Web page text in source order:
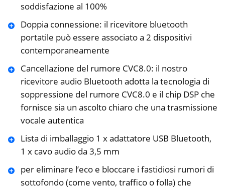
soddisfazione al 100%
Doppia connessione: il ricevitore bluetooth
portatile può essere associato a 2 dispositivi
contemporaneamente
Cancellazione del rumore CVC8.0: il nostro
ricevitore audio Bluetooth adotta la tecnologia di
soppressione del rumore CVC8.0 e il chip DSP che
fornisce sia un ascolto chiaro che una trasmissione
vocale autentica
Lista di imballaggio 1 x adattatore USB Bluetooth,
1 x cavo audio da 3,5 mm
per eliminare l’eco e bloccare i fastidiosi rumori di
sottofondo (come vento, traffico o folla) che